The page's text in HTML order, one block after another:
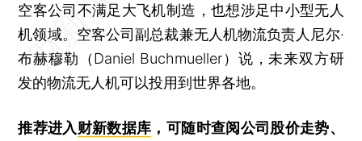
空客公司不满足大飞机制造，也想涉足中小型无人
机领域。空客公司副总裁兼无人机物流负责人尼尔·
布赫穆勒（Daniel Buchmueller）说，未来双方研
发的物流无人机可以投用到世界各地。
推荐进入财新数据库 ，可随时查阅公司股价走势、